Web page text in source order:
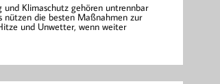
und Klimaschutz gehören untrennbar
nützen die besten Maßnahmen zur
und Unwetter, wenn weiter